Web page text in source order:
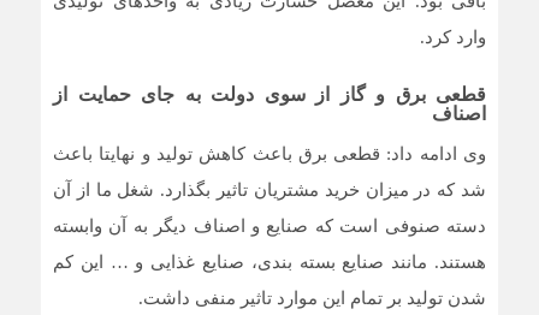
وارد کرد.
قطعی برق و گاز از سوی دولت به جای حمایت از
اصناف
وی ادامه داد: قطعی برق باعث کاهش تولید و نهایتا باعث
شد که در میزان خرید مشتریان تاثیر بگذارد. شغل ما از آن
دسته صنوفی است که صنایع و اصناف دیگر به آن وابسته
هستند. مانند صنایع بسته بندی، صنایع غذایی و … این کم
شدن تولید بر تمام این موارد تاثیر منفی داشت.